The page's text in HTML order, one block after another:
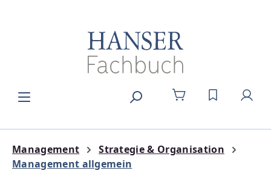
DU HAST 0
Management
Strategie & Organisation
Management allgemein